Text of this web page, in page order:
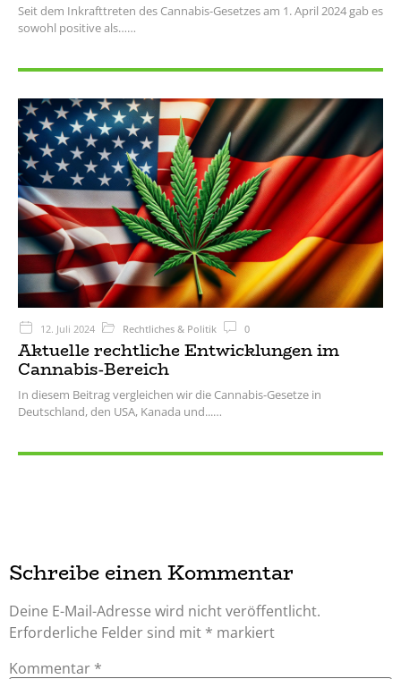
Seit dem Inkrafttreten des Cannabis-Gesetzes am 1. April 2024 gab es
sowohl positive als…
12. Juli 2024 Rechtliches & Politik 0
Aktuelle rechtliche Entwicklungen im
Cannabis-Bereich
In diesem Beitrag vergleichen wir die Cannabis-Gesetze in
Deutschland, den USA, Kanada und...
Schreibe einen Kommentar
Deine E-Mail-Adresse wird nicht veröffentlicht.
Erforderliche Felder sind mit * markiert
Kommentar *